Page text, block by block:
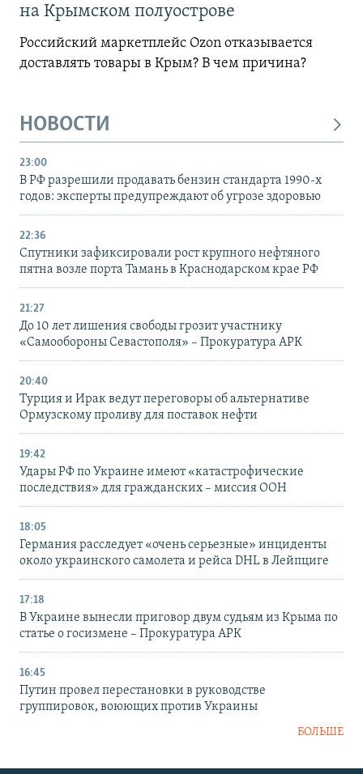
на Крымском полуострове
Российский маркетплейс Ozon отказывается
доставлять товары в Крым? В чем причина?
НОВОСТИ
23:00
В РФ разрешили продавать бензин стандарта 1990-х
годов: эксперты предупреждают об угрозе здоровью
22:36
Спутники зафиксировали рост крупного нефтяного
пятна возле порта Тамань в Краснодарском крае РФ
21:27
До 10 лет лишения свободы грозит участнику
«Самообороны Севастополя» – Прокуратура АРК
20:40
Турция и Ирак ведут переговоры об альтернативе
Ормузскому проливу для поставок нефти
19:42
Удары РФ по Украине имеют «катастрофические
последствия» для гражданских – миссия ООН
18:05
Германия расследует «очень серьезные» инциденты
около украинского самолета и рейса DHL в Лейпциге
17:18
В Украине вынесли приговор двум судьям из Крыма по
статье о госизмене – Прокуратура АРК
16:45
Путин провел перестановки в руководстве
группировок, воюющих против Украины
БОЛЬШЕ